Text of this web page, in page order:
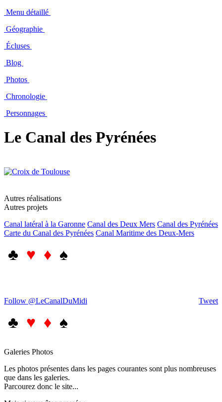
Menu détaillé
Géographie
Écluses
Blog
Photos
Chronologie
Personnages
Le Canal des Pyrénées
Autres réalisations
Autres projets
Canal latéral à la Garonne Canal des Deux Mers Canal des Pyrénées
Carte du Canal des Pyrénées Canal Maritime des Deux-Mers
♣ ♥ ♦ ♠
Tweet
Follow @LeCanalDuMidi
♣ ♥ ♦ ♠
Galeries Photos
Les photos présentes dans les pages courantes sont plus nombreuses
que dans les galeries.
Parcourez donc le site...